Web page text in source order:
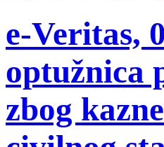
e-Veritas,
optužnica
zbog